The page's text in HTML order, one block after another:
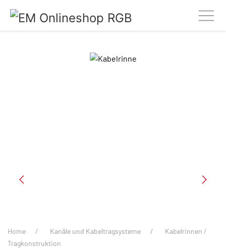
Home Kanäle und Kabeltragsysteme
Kabelrinnen /
Tragkonstruktion